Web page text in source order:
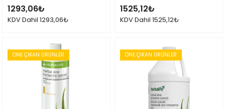
5
üzerinden
0
oy
1293,06₺
KDV Dahil 1293,06₺
5
üzerinden
0
oy
1525,12₺
KDV Dahil 1525,12₺
ÖNE ÇIKAN ÜRÜNLER ÖNE ÇIKAN ÜRÜNLER